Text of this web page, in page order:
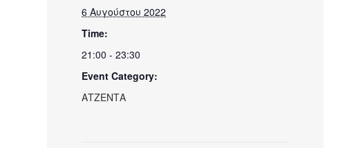
6 Αυγούστου 2022
Time:
21:00 - 23:30
Event Category:
ΑΤΖΕΝΤΑ